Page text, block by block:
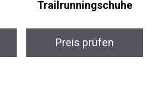
Trailrunningschuhe
Preis prüfen